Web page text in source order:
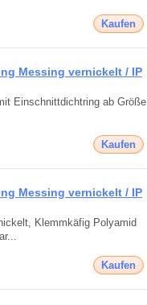
Kaufen
Messing vernickelt / IP
Einschnittdichtring ab Größe
Kaufen
Messing vernickelt / IP
Klemmkäfig Polyamid
Kaufen